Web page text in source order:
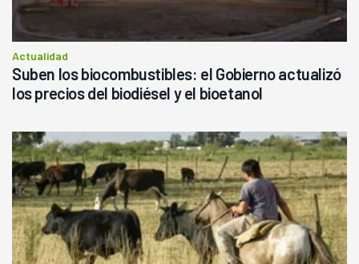
Actualidad
Suben los biocombustibles: el Gobierno actualizó
los precios del biodiésel y el bioetanol